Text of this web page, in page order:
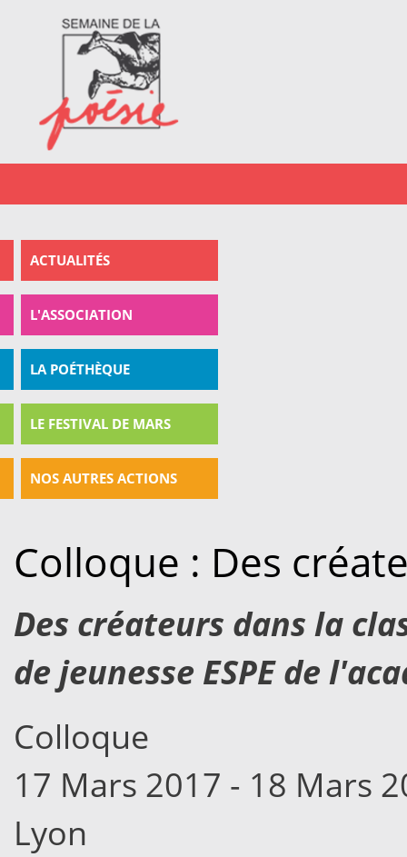
ACTUALITÉS
L'ASSOCIATION
LA POÉTHÈQUE
LE FESTIVAL DE MARS
NOS AUTRES ACTIONS
Colloque : Des
Des créateurs dans la
de jeunesse ESPE de
Colloque
17 Mars 2017 - 18 Mars
Lyon